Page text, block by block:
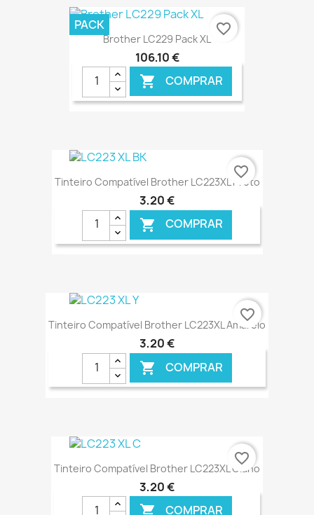
€ ONLINE
Brother LC229 Pack XL
106,10 €
 COMPRAR
€ ONLINE
PACK favorite_border
Tinteiro Compatível Brother LC223XL Preto
3,20 €
 COMPRAR
€ ONLINE
favorite_border
Tinteiro Compatível Brother LC223XL Amarelo
3,20 €
 COMPRAR
€ ONLINE
favorite_border
Tinteiro Compatível Brother LC223XL Ciano
3,20 €
 COMPRAR
favorite_border